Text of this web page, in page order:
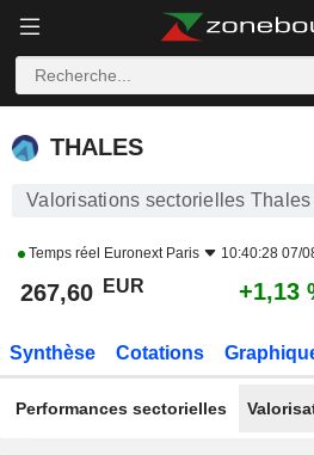
THALES
THALES
Valorisations sectorielles Thales
Temps réel Euronext Paris 10:40:28 07/
267,60 EUR +1,13
Synthèse Cotations
Performances sectorielles